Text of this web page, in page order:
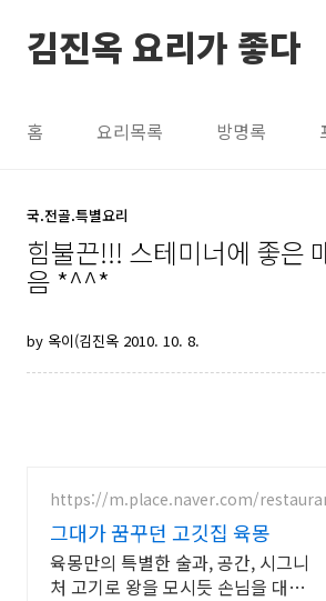
김진옥 요리가 좋다
홈 요리목록 방명록
국.전골.특별요리
힘불끈!!! 스테미너에 좋은
음 *^^*
by 옥이(김진옥 2010. 10. 8.
https://m.place.naver.com/
그대가 꿈꾸던 고깃집 육몽
육몽만의 특별한 술과, 공간, 시그니
처 고기로 왕을 모시듯 손님을 대접